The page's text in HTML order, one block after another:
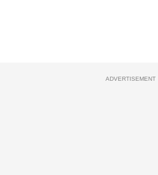
ADVERTISEMENT